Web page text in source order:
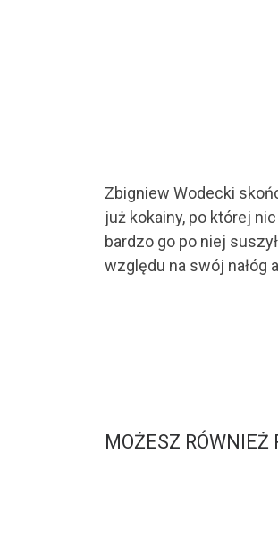
Zbigniew Wodecki
już kokainy, po której
bardzo go po niej
względu na swój nałóg
MOŻESZ RÓWNIEŻ